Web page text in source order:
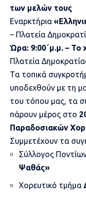
των μελών τους
Εναρκτήρια
– Πλατεία
Ώρα: 9:00΄μ.μ. – Το
Πλατεία
Τα τοπικά
υποδεχθούν με τη
του τόπου μας, τα
πάρουν μέρος στο
Παραδοσιακών
Συμμετέχουν τα
Σύλλογος
Ψαθάς»
Χορευτικό τμήμα